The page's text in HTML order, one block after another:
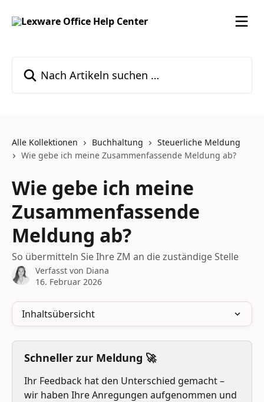
Alle Kollektionen Buchhaltung
Steuerliche Meldung
Wie gebe ich meine Zusammenfassende Meldung ab?
Wie gebe ich meine
Zusammenfassende
Meldung ab?
So übermitteln Sie Ihre ZM an die zuständige Stelle
Verfasst von Diana
16. Februar 2026
Inhaltsübersicht
Schneller zur Meldung 🚀
Ihr Feedback hat den Unterschied gemacht –
wir haben Ihre Anregungen aufgenommen und